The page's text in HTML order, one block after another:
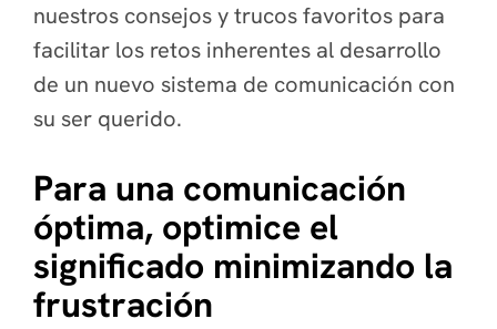
nuestros consejos y trucos favoritos para
facilitar los retos inherentes al desarrollo
de un nuevo sistema de comunicación con
su ser querido.
Para una comunicación
óptima, optimice el
significado minimizando la
frustración